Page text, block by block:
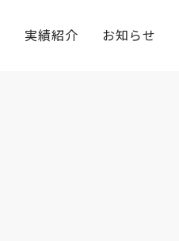
実績紹介 お知らせ